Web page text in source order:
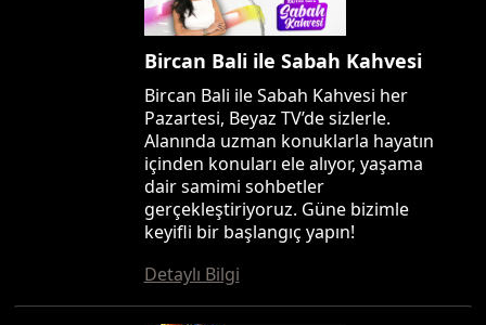
Bircan Bali ile Sabah Kahvesi
Bircan Bali ile Sabah Kahvesi her
Pazartesi, Beyaz TV’de sizlerle.
Alanında uzman konuklarla hayatın
içinden konuları ele alıyor, yaşama
dair samimi sohbetler
gerçekleştiriyoruz. Güne bizimle
keyifli bir başlangıç yapın!
Detaylı Bilgi